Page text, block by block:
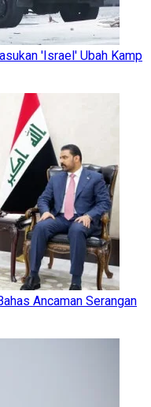
'Israel' Ubah Kamp
Ancaman Serangan